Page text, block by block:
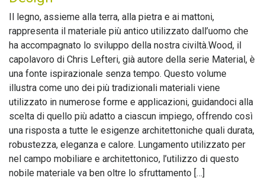
Il legno, assieme alla terra, alla pietra e ai mattoni,
rappresenta il materiale più antico utilizzato dall’uomo che
ha accompagnato lo sviluppo della nostra civiltà.Wood, il
capolavoro di Chris Lefteri, già autore della serie Material, è
una fonte ispirazionale senza tempo. Questo volume
illustra come uno dei più tradizionali materiali viene
utilizzato in numerose forme e applicazioni, guidandoci alla
scelta di quello più adatto a ciascun impiego, offrendo così
una risposta a tutte le esigenze architettoniche quali durata,
robustezza, eleganza e calore. Lungamento utilizzato per
nel campo mobiliare e architettonico, l’utilizzo di questo
nobile materiale va ben oltre lo sfruttamento […]